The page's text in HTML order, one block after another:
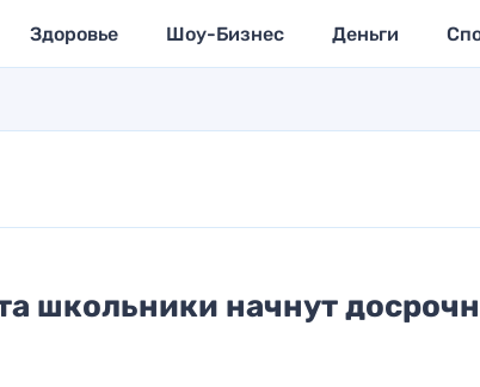
Здоровье Шоу-Бизнес Деньги
школьники начнут